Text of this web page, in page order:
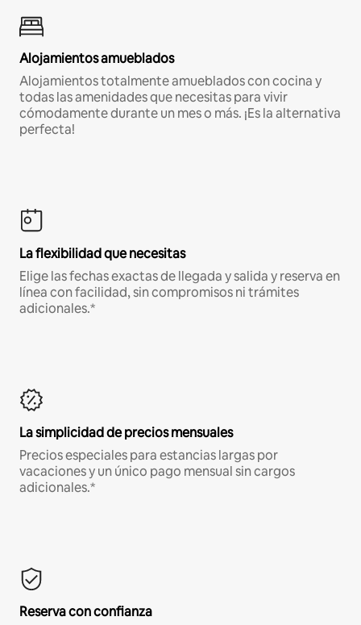
Alojamientos amueblados
Alojamientos totalmente amueblados con cocina y
todas las amenidades que necesitas para vivir
cómodamente durante un mes o más. ¡Es la alternativa
perfecta!
La flexibilidad que necesitas
Elige las fechas exactas de llegada y salida y reserva en
línea con facilidad, sin compromisos ni trámites
adicionales.*
La simplicidad de precios mensuales
Precios especiales para estancias largas por
vacaciones y un único pago mensual sin cargos
adicionales.*
Reserva con confianza